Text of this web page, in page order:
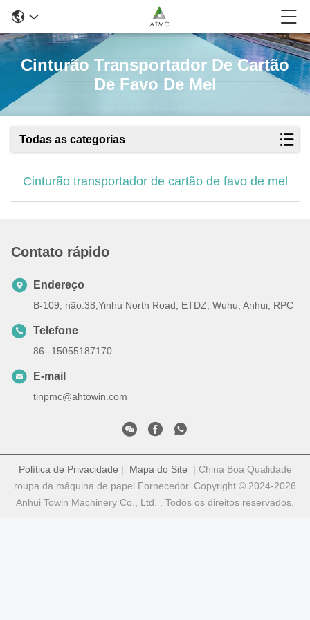
Cinturão Transportador De Cartão
De Favo De Mel
Todas as categorias
Cinturão transportador de cartão de favo de mel
Contato rápido
Endereço
B-109, não.38,Yinhu North Road, ETDZ, Wuhu, Anhui, RPC
Telefone
86--15055187170
E-mail
tinpmc@ahtowin.com
Política de Privacidade | Mapa do Site | China Boa Qualidade
roupa da máquina de papel Fornecedor. Copyright © 2024-2026
Anhui Towin Machinery Co., Ltd. . Todos os direitos reservados.